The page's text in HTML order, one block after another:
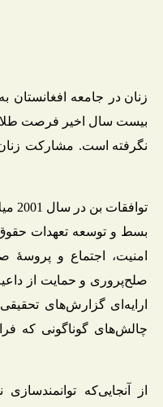
زنان در جامعه
بیست سال اخیر فرصت
نگرفته است. مشارکت زنان
بسط و توسعه تعهدات
امنیت، اجتماع و
صلح‌پروری و حمایت از
ارایه‌ای گزارش‌های
چالش‌های گوناگونی که
از آنجایی‌که